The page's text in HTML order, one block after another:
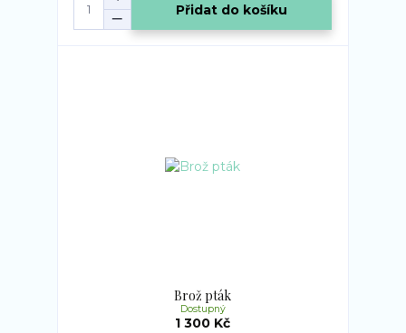
Přidat do košíku
Brož pták
1 300 Kč
Dostupný